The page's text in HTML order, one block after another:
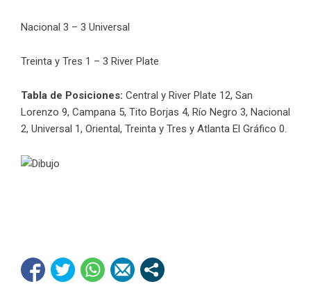
Nacional 3 – 3 Universal
Treinta y Tres 1 – 3 River Plate
Tabla de Posiciones: Central y River Plate 12, San
Lorenzo 9, Campana 5, Tito Borjas 4, Río Negro 3, Nacional
2, Universal 1, Oriental, Treinta y Tres y Atlanta El Gráfico 0.